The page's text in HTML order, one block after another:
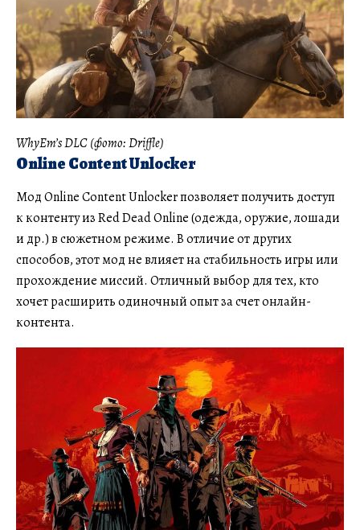
WhyEm’s DLC (фото: Driffle)
Online Content Unlocker
Мод Online Content Unlocker позволяет получить доступ
к контенту из Red Dead Online (одежда, оружие, лошади
и др.) в сюжетном режиме. В отличие от других
способов, этот мод не влияет на стабильность игры или
прохождение миссий. Отличный выбор для тех, кто
хочет расширить одиночный опыт за счет онлайн-
контента.